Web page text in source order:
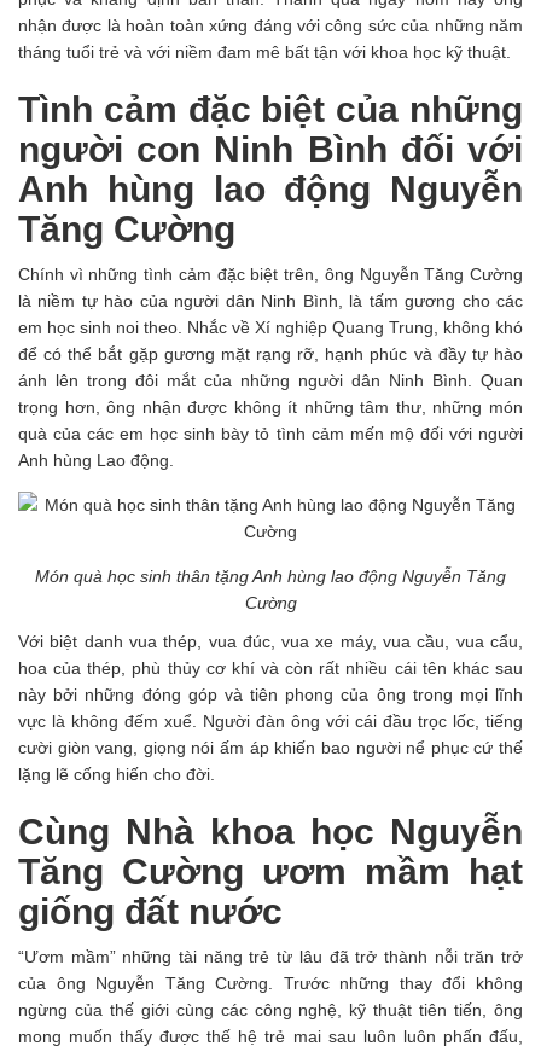
nhận được là hoàn toàn xứng đáng với công sức của những năm
tháng tuổi trẻ và với niềm đam mê bất tận với khoa học kỹ thuật.
Tình cảm đặc biệt của những
người con Ninh Bình đối với
Anh hùng lao động Nguyễn
Tăng Cường
Chính vì những tình cảm đặc biệt trên, ông Nguyễn Tăng Cường
là niềm tự hào của người dân Ninh Bình, là tấm gương cho các
em học sinh noi theo. Nhắc về Xí nghiệp Quang Trung, không khó
để có thể bắt gặp gương mặt rạng rỡ, hạnh phúc và đầy tự hào
ánh lên trong đôi mắt của những người dân Ninh Bình. Quan
trọng hơn, ông nhận được không ít những tâm thư, những món
quà của các em học sinh bày tỏ tình cảm mến mộ đối với người
Anh hùng Lao động.
Món quà học sinh thân tặng Anh hùng lao động Nguyễn Tăng
Cường
Với biệt danh vua thép, vua đúc, vua xe máy, vua cầu, vua cẩu,
hoa của thép, phù thủy cơ khí và còn rất nhiều cái tên khác sau
này bởi những đóng góp và tiên phong của ông trong mọi lĩnh
vực là không đếm xuể. Người đàn ông với cái đầu trọc lốc, tiếng
cười giòn vang, giọng nói ấm áp khiến bao người nể phục cứ thế
lặng lẽ cống hiến cho đời.
Cùng Nhà khoa học Nguyễn
Tăng Cường ươm mầm hạt
giống đất nước
“Ươm mầm” những tài năng trẻ từ lâu đã trở thành nỗi trăn trở
của ông Nguyễn Tăng Cường. Trước những thay đổi không
ngừng của thế giới cùng các công nghệ, kỹ thuật tiên tiến, ông
mong muốn thấy được thế hệ trẻ mai sau luôn luôn phấn đấu,